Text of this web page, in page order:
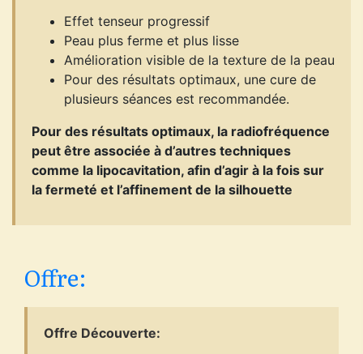
Effet tenseur progressif
Peau plus ferme et plus lisse
Amélioration visible de la texture de la peau
Pour des résultats optimaux, une cure de
plusieurs séances est recommandée.
Pour des résultats optimaux, la radiofréquence
peut être associée à d’autres techniques
comme la lipocavitation, afin d’agir à la fois sur
la fermeté et l’affinement de la silhouette
Offre:
Offre Découverte: